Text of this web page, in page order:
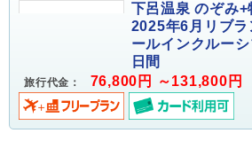
下呂温泉 のぞみ+
2025年6月リブラ
ールインクルー
日間
旅行代金： 76,800円 ～131,800円